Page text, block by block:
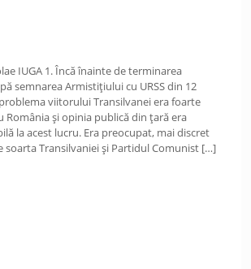
IUGA 1. Încă înainte de terminarea
semnarea Armistițiului cu URSS din 12
viitorului Transilvanei era foarte
și opinia publică din țară era
la acest lucru. Era preocupat, mai discret
soarta Transilvaniei și Partidul Comunist […]